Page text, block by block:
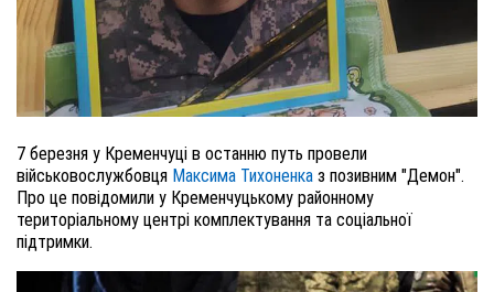
7 березня у Кременчуці в останню путь провели
військовослужбовця Максима Тихоненка з позивним "Демон".
Про це повідомили у Кременчуцькому районному
територіальному центрі комплектування та соціальної
підтримки.